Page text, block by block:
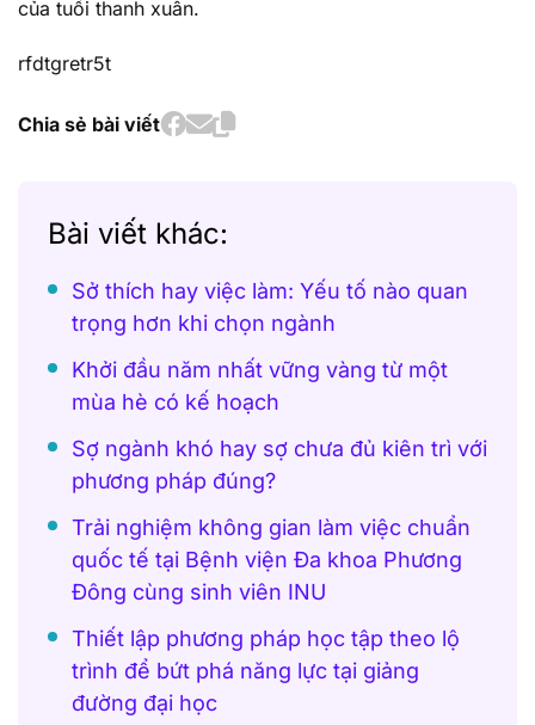
của tuổi thanh xuân.
rfdtgretr5t
Chia sẻ bài viết
Bài viết khác:
Sở thích hay việc làm: Yếu tố nào quan
trọng hơn khi chọn ngành
Khởi đầu năm nhất vững vàng từ một
mùa hè có kế hoạch
Sợ ngành khó hay sợ chưa đủ kiên trì với
phương pháp đúng?
Trải nghiệm không gian làm việc chuẩn
quốc tế tại Bệnh viện Đa khoa Phương
Đông cùng sinh viên INU
Thiết lập phương pháp học tập theo lộ
trình để bứt phá năng lực tại giảng
đường đại học